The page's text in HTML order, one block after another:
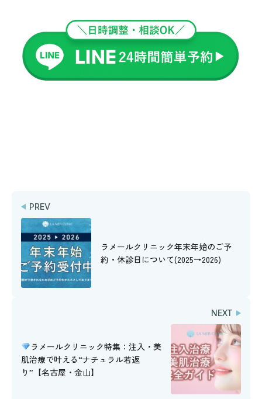
PREV
ラメールクリニック年末年始のご予
約・休診日について(2025→2026)
NEXT
ラメールクリニック特集：注入・美
肌治療で叶える“ナチュラル若返
り”【名古屋・金山】